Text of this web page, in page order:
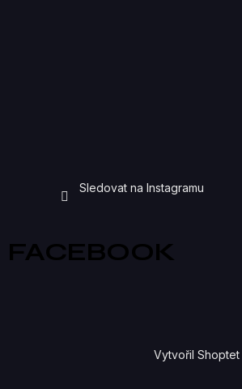
Sledovat na Instagramu
FACEBOOK
Vytvořil Shoptet